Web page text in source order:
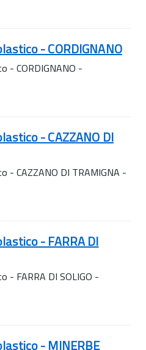
- CORDIGNANO
- CORDIGNANO -
- CAZZANO DI
- CAZZANO DI TRAMIGNA -
- FARRA DI
- FARRA DI SOLIGO -
- MINERBE